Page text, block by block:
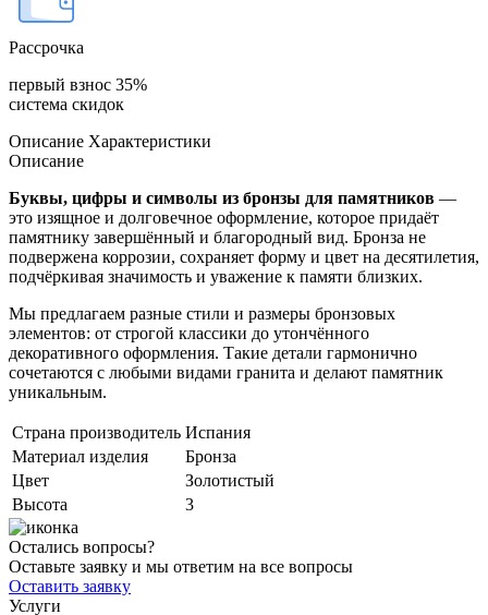
Рассрочка
первый взнос 35%
система скидок
Описание Характеристики
Описание
Буквы, цифры и символы из бронзы для памятников —
это изящное и долговечное оформление, которое придаёт
памятнику завершённый и благородный вид. Бронза не
подвержена коррозии, сохраняет форму и цвет на десятилетия,
подчёркивая значимость и уважение к памяти близких.
Мы предлагаем разные стили и размеры бронзовых
элементов: от строгой классики до утончённого
декоративного оформления. Такие детали гармонично
сочетаются с любыми видами гранита и делают памятник
уникальным.
Страна производитель Испания
Материал изделия
Бронза
Цвет
Золотистый
Высота
3
Остались вопросы?
Оставьте заявку и мы ответим на все вопросы
Оставить заявку
Услуги